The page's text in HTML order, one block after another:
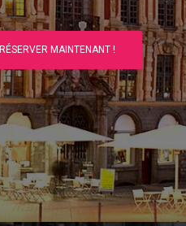
RÉSERVER MAINTENANT !